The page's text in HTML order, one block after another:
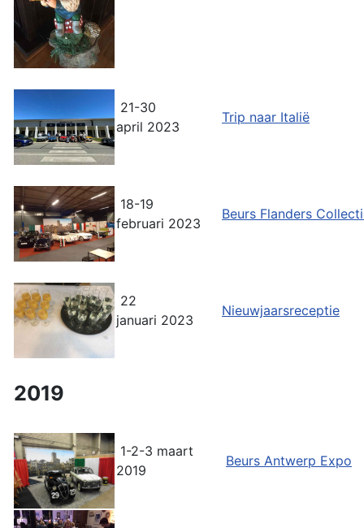
21-30
april 2023
Trip naar Italië
18-19
februari 2023
Beurs Flanders
22
januari 2023
Nieuwjaarsreceptie
2019
1-2-3 maart
2019
Beurs Antwerp Expo